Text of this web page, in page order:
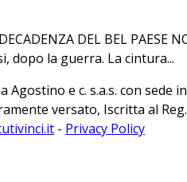
DEL BEL PAESE
dopo la guerra. La cintura...
Agostino e c. s.a.s. con sede
versato, Iscritta al
- Privacy Policy